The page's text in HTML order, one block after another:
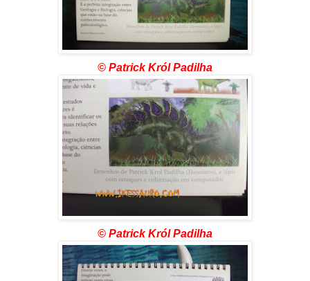
© Patrick Król Padilha
© Patrick Król Padilha